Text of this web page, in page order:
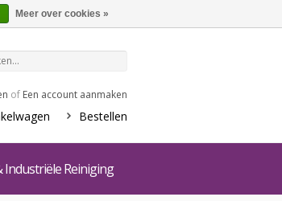
of Een account aanmaken
Bestellen
Industriële Reiniging
Meer over cookies »